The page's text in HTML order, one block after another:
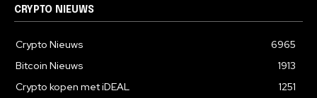
CRYPTO NIEUWS
Crypto Nieuws
6965
Bitcoin Nieuws
1913
Crypto kopen met iDEAL
1251